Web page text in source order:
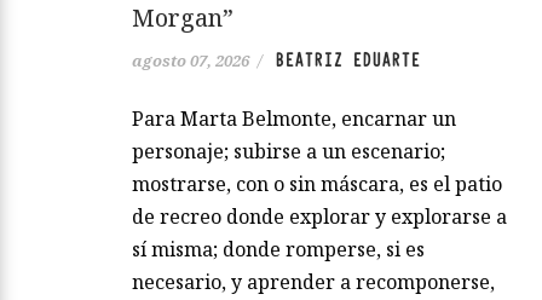
Morgan”
agosto 07, 2026 / BEATRIZ EDUARTE
Para Marta Belmonte, encarnar un
personaje; subirse a un escenario;
mostrarse, con o sin máscara, es el patio
de recreo donde explorar y explorarse a
sí misma; donde romperse, si es
necesario, y aprender a recomponerse,